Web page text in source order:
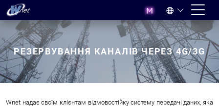
РЕЗЕРВУВАННЯ КАНАЛІВ ЧЕРЕЗ 4G/3G
Wnet надає своїм клієнтам відмовостійку систему передачі даних, яка